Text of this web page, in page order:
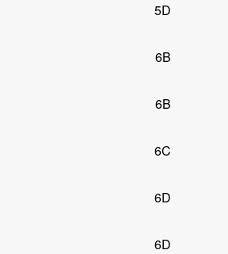
5D
6B
6B
6C
6D
6D